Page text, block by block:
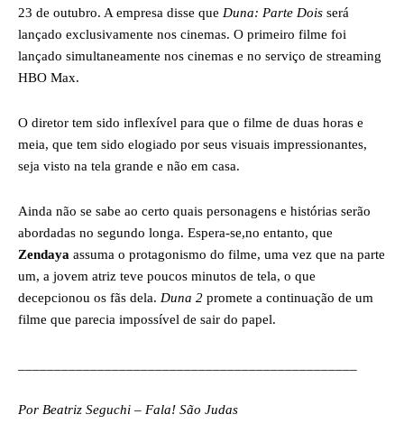
23 de outubro. A empresa disse que Duna: Parte Dois será
lançado exclusivamente nos cinemas. O primeiro filme foi
lançado simultaneamente nos cinemas e no serviço de streaming
HBO Max.
O diretor tem sido inflexível para que o filme de duas horas e
meia, que tem sido elogiado por seus visuais impressionantes,
seja visto na tela grande e não em casa.
Ainda não se sabe ao certo quais personagens e histórias serão
abordadas no segundo longa. Espera-se,no entanto, que
Zendaya assuma o protagonismo do filme, uma vez que na parte
um, a jovem atriz teve poucos minutos de tela, o que
decepcionou os fãs dela. Duna 2 promete a continuação de um
filme que parecia impossível de sair do papel.
Por Beatriz Seguchi – Fala! São Judas